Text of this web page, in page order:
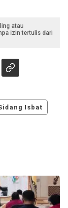
atau
izin tertulis dari
Isbat